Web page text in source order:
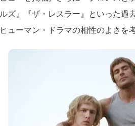
ルズ』『ザ・レスラー』といった過
ヒューマン・ドラマの相性のよさを